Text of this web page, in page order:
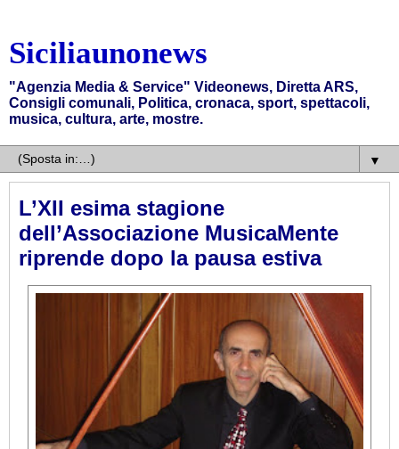
Siciliaunonews
"Agenzia Media & Service" Videonews, Diretta ARS,
Consigli comunali, Politica, cronaca, sport, spettacoli,
musica, cultura, arte, mostre.
▼
L’XII esima stagione
dell’Associazione MusicaMente
riprende dopo la pausa estiva